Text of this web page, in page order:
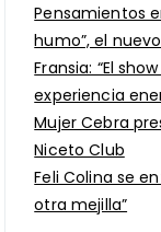
Pensamientos
humo”, el
Fransia: “El
experiencia
Mujer Cebra
Niceto Club
Feli Colina se
otra mejilla”